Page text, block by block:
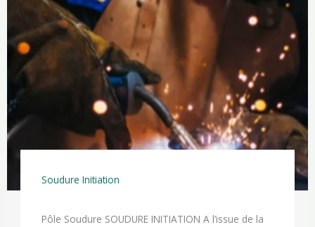
Soudure Initiation
Pôle Soudure SOUDURE INITIATION A l’issue de la